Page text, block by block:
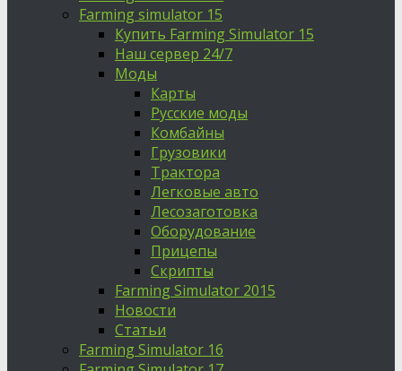
Farming simulator 15
Купить Farming Simulator 15
Наш сервер 24/7
Моды
Карты
Русские моды
Комбайны
Грузовики
Трактора
Легковые авто
Лесозаготовка
Оборудование
Прицепы
Скрипты
Farming Simulator 2015
Новости
Статьи
Farming Simulator 16